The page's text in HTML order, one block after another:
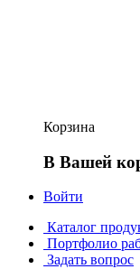
Корзина
В Вашей
Войти
Каталог
Портфолио
Задать вопрос